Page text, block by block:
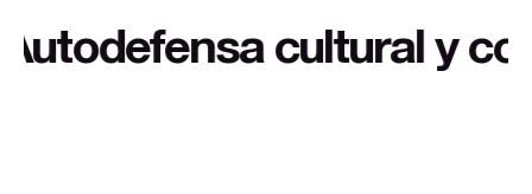
extra a